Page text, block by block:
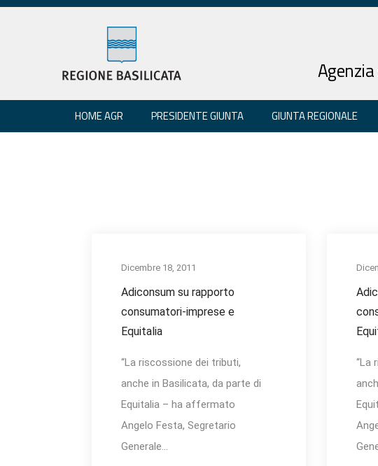
HOME AGR PRESIDENTE GIUNTA GIUNTA REGIONALE
Dicembre 18, 2011
Adiconsum su rapporto
consumatori-imprese e
Equitalia
“La riscossione dei tributi,
anche in Basilicata, da parte di
Equitalia – ha affermato
Angelo Festa, Segretario
Generale...
“La